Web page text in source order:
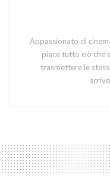
Appassionato di
piace tutto ciò che
trasmettere le